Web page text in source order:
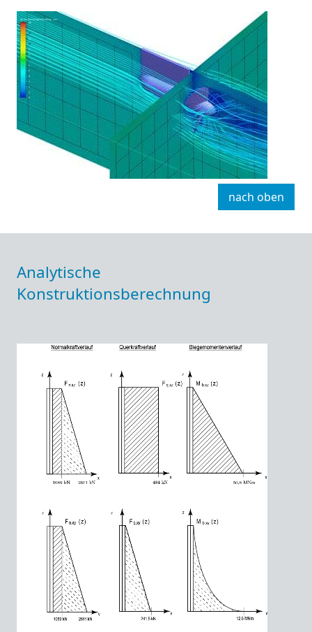
nach oben
Analytische
Konstruktionsberechnung